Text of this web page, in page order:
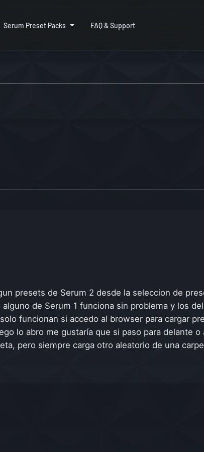
Serum Preset Packs FAQ & Support
presets de Serum 2 desde la seleccion de
de Serum 1 funciona sin problema y los
funcionan si accedo al browser para cargar
lo abro me gustaría que si paso para delante
pero siempre carga otro aleatorio de una